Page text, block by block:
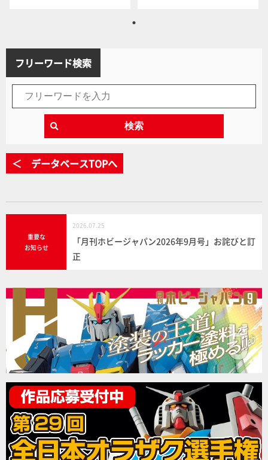
フリーワード検索
検索
＜ データベースTOPへ
重要な
お知らせ
2026.07.25
「月刊ホビージャパン2026年9月号」お詫びと訂
正